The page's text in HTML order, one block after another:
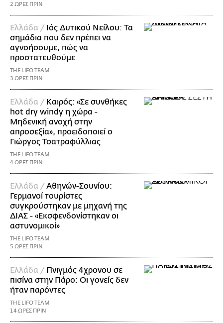
2 ΩΡΕΣ ΠΡΙΝ
Ελλάδα / Ιός Δυτικού Νείλου: Τα
σημάδια που δεν πρέπει να
αγνοήσουμε, πώς να
προστατευθούμε
THE LIFO TEAM
3 ΩΡΕΣ ΠΡΙΝ
Ελλάδα / Καιρός: «Σε συνθήκες
hot dry windy η χώρα -
Μηδενική ανοχή στην
απροσεξία», προειδοποιεί ο
Γιώργος Τσατραφύλλιας
THE LIFO TEAM
4 ΩΡΕΣ ΠΡΙΝ
Ελλάδα /Αθηνών-Σουνίου:
Γερμανοί τουρίστες
συγκρούστηκαν με μηχανή της
ΔΙΑΣ - «Εκσφενδονίστηκαν οι
αστυνομικοί»
THE LIFO TEAM
5 ΩΡΕΣ ΠΡΙΝ
Ελλάδα / Πνιγμός 4χρονου σε
πισίνα στην Πάρο: Οι γονείς δεν
ήταν παρόντες
THE LIFO TEAM
14 ΩΡΕΣ ΠΡΙΝ